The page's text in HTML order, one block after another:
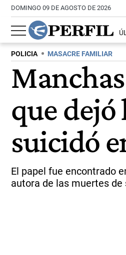
DOMINGO 09 DE AGOSTO DE 2026
POLICIA MASACRE FAMILIAR
que dejó
suicidó
El papel fue encontrado
autora de las muertes